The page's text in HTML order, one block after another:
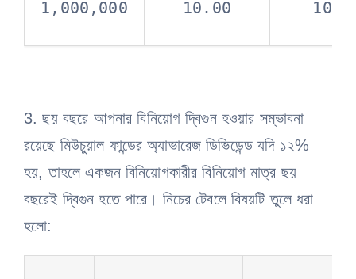
1,000,000 10.00
3. ছয় বছরে আপনার বিনিয়োগ দ্বিগুন হওয়ার সম্ভাবনা
রয়েছে মিউচুয়াল ফান্ডের অ্যাভারেজ ডিভিডেন্ড যদি ১২%
হয়, তাহলে একজন বিনিয়োগকারীর বিনিয়োগ মাত্র ছয়
বছরেই দ্বিগুন হতে পারে। নিচের টেবলে বিষয়টি তুলে ধরা
হলো: